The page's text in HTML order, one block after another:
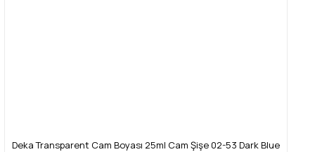
Deka Transparent Cam Boyası 25ml Cam Şişe 02-53 Dark Blue